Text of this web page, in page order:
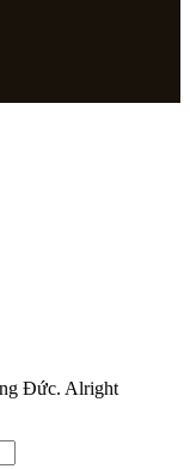
Đức. Alright